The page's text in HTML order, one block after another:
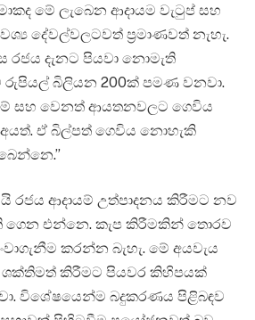
මේ ලැබෙන ආදායම වැටුප් සහ
දේවල්වලටවත් ප්‍රමාණවත් නැහැ.
රජය දැනට පියවා නොමැති
බිලියන 200ක් පමණ වනවා.
සහ වෙනත් ආයතනවලට ගෙවිය
ඒ බිල්පත් ගෙවිය නොහැකි
රජය ආදායම් උත්පාදනය කිරීමට නව
ගෙන එන්නෙ. කැප කිරීමකින් තොරව
කරන්න බැහැ. මේ අයවැය
ශක්තිමත් කිරීමට පියවර කිහිපයක්
විශේෂයෙන්ම බදුකරණය පිළිබඳව